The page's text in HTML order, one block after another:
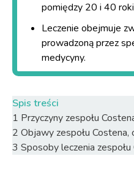
pomiędzy 20 i 40
Leczenie obejmuje
prowadzoną przez
medycyny.
Spis treści
1 Przyczyny zespołu
2 Objawy zespołu Costena,
3 Sposoby leczenia zespołu